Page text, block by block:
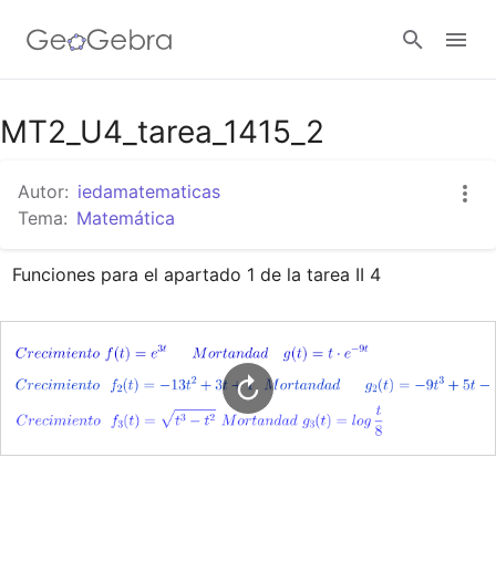
Google Classroom
GeoGebra Classroom
Abrir sesión
MT2_U4_tarea_1415_2
Autor: iedamatematicas
Tema: Matemática
Funciones para el apartado 1 de la tarea II 4